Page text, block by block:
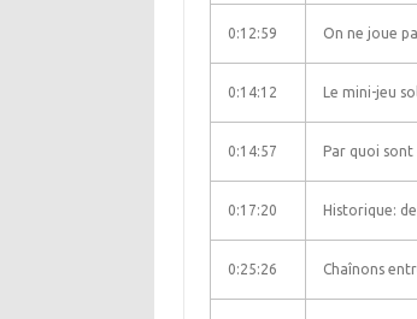
0:12:59 On ne joue
0:14:12 Le mini-jeu
0:14:57 Par quoi sont
0:17:20 Historique:
0:25:26 Chaînons